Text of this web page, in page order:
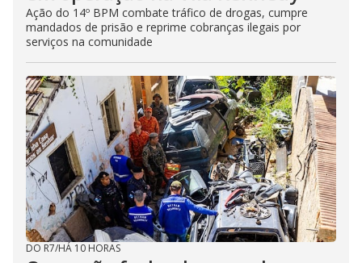
Ação do 14º BPM combate tráfico de drogas, cumpre
mandados de prisão e reprime cobranças ilegais por
serviços na comunidade
DO R7/HÁ 10 HORAS